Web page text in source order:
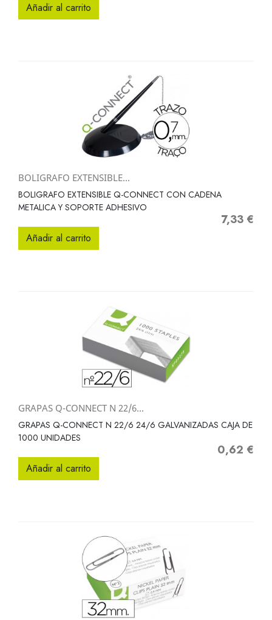
Añadir al carrito
BOLIGRAFO EXTENSIBLE...
BOLIGRAFO EXTENSIBLE Q-CONNECT CON CADENA
METALICA Y SOPORTE ADHESIVO
Precio
7,33 €
Añadir al carrito
GRAPAS Q-CONNECT N 22/6...
GRAPAS Q-CONNECT N 22/6 24/6 GALVANIZADAS CAJA DE
1000 UNIDADES
Precio
0,62 €
Añadir al carrito